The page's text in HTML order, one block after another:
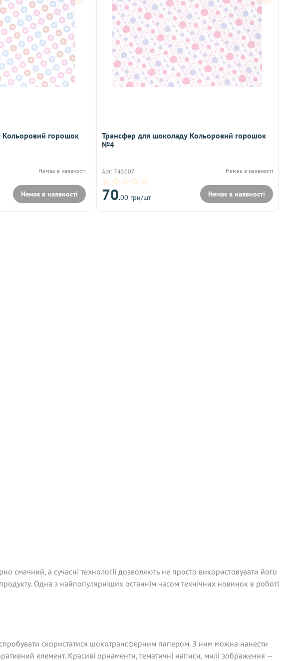
горошок
Немає в наявності
Немає в наявності
Трансфер для шоколаду Кольоровий горошок
№4
Арт: 745007 Немає в наявності
70.00 грн/шт Немає в наявності
смачний, а сучасні технології дозволяють не просто використовувати його
Одна з найпопулярніших останнім часом технічних новинок в роботі
скористатися шокотрансферним папером. З ним можна нанести
елемент. Красиві орнаменти, тематичні написи, милі зображення —